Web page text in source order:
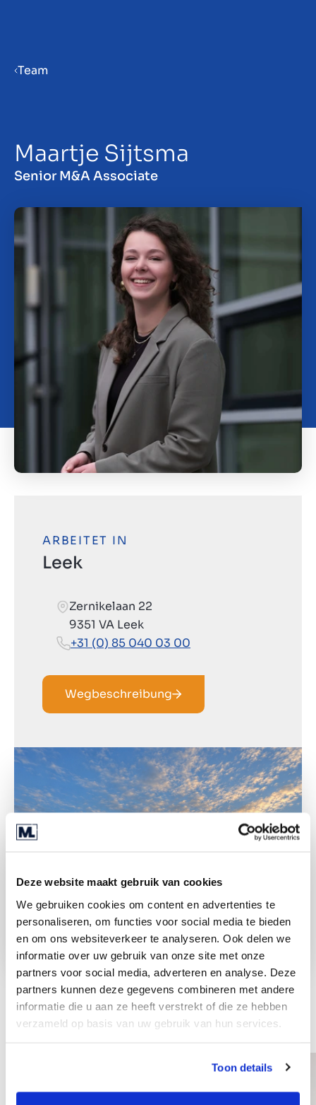
Deze website maakt gebruik van cookies
We gebruiken cookies om content en advertenties te
personaliseren, om functies voor social media te bieden
en om ons websiteverkeer te analyseren. Ook delen we
informatie over uw gebruik van onze site met onze
partners voor social media, adverteren en analyse. Deze
partners kunnen deze gegevens combineren met andere
informatie die u aan ze heeft verstrekt of die ze hebben
verzameld op basis van uw gebruik van hun services.
Toon details
Unternehmen verkaufen
Insights
Über uns
Team
Maartje Sijtsma
Senior M&A Associate
ARBEITET IN
Leek
Zernikelaan 22
9351 VA Leek
+31 (0) 85 040 03 00
Wegbeschreibung
Weitere Mitarbeiter